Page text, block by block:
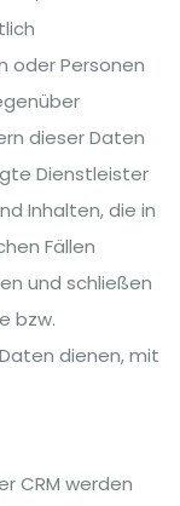
oder Personen
dieser Daten
Dienstleister
Inhalten, die in
Fällen
und schließen
bzw.
dienen, mit
CRM werden